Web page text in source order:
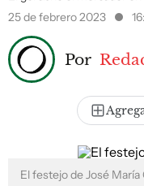
25 de febrero 2023
Por
El festejo de José